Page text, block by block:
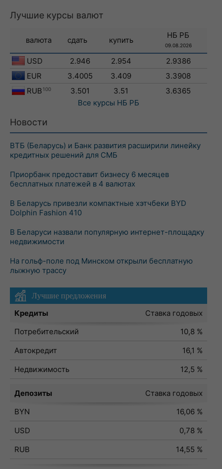
Лучшие курсы валют
валюта сдать купить
НБ РБ
09.08.2026
USD 2.946 2.954
2.9386
EUR
3.4005 3.409
3.3908
RUB 100 3.501 3.51
3.6365
Все курсы НБ РБ
Новости
ВТБ (Беларусь) и Банк развития расширили линейку
кредитных решений для СМБ
Приорбанк предоставит бизнесу 6 месяцев
бесплатных платежей в 4 валютах
В Беларусь привезли компактные хэтчбеки BYD
Dolphin Fashion 410
В Беларуси назвали популярную интернет-площадку
недвижимости
На гольф-поле под Минском открыли бесплатную
лыжную трассу
Лучшие предложения
Кредиты
Ставка годовых
Потребительский
10,8 %
Автокредит
16,1 %
Недвижимость
12,5 %
Депозиты
Ставка годовых
BYN
16,06 %
USD
0,78 %
RUB
14,55 %